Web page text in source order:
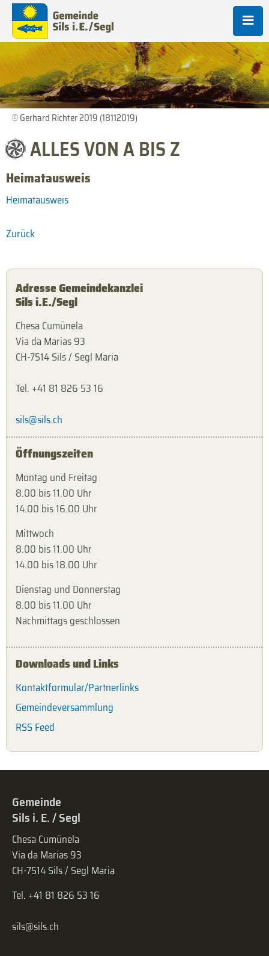
© Gerhard Richter 2019 (18112019)
ALLES VON A BIS Z
Heimatausweis
Heimatausweis
Zurück
Adresse Gemeindekanzlei
Sils i.E./Segl
Chesa Cumünela
Via da Marias 93
CH-7514 Sils / Segl Maria
Tel. +41 81 826 53 16
sils@sils.ch
Öffnungszeiten
Montag und Freitag
8.00 bis 11.00 Uhr
14.00 bis 16.00 Uhr
Mittwoch
8.00 bis 11.00 Uhr
14.00 bis 18.00 Uhr
Dienstag und Donnerstag
8.00 bis 11.00 Uhr
Nachmittags geschlossen
Downloads und Links
Kontaktformular/Partnerlinks
Gemeindeversammlung
RSS Feed
Gemeinde
Sils i. E. / Segl
Chesa Cumünela
Via da Marias 93
CH-7514 Sils / Segl Maria
Tel. +41 81 826 53 16
sils@sils.ch